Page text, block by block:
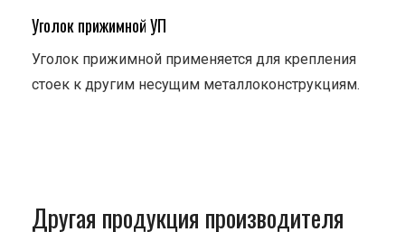
Уголок прижимной УП
Уголок прижимной применяется для крепления
стоек к другим несущим металлоконструкциям.
Другая продукция производителя